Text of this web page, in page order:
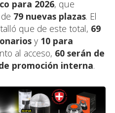
para 2026, que
79 nuevas plazas. El
que de este total, 69
y 10 para
al acceso, 60 serán de
promoción interna.